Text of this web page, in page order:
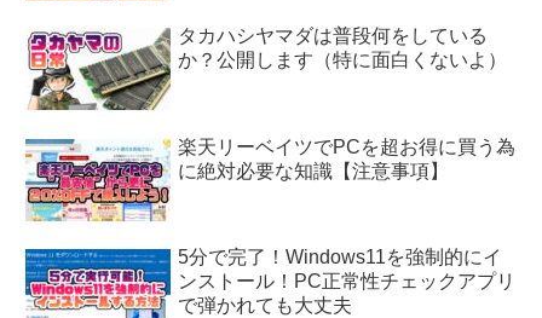
タカハシヤマダは普段何をしている
か？公開します（特に面白くないよ）
楽天リーベイツでPCを超お得に買う為
に絶対必要な知識【注意事項】
5分で完了！Windows11を強制的にイ
ンストール！PC正常性チェックアプリ
で弾かれても大丈夫